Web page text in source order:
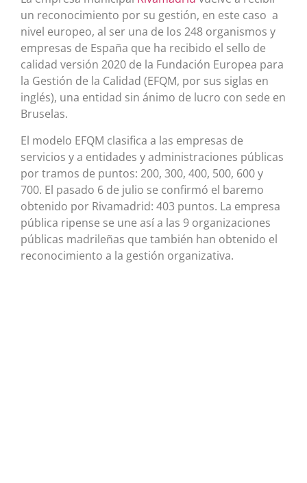
un reconocimiento por su gestión, en este caso a
nivel europeo, al ser una de los 248 organismos y
empresas de España que ha recibido el sello de
calidad versión 2020 de la Fundación Europea para
la Gestión de la Calidad (EFQM, por sus siglas en
inglés), una entidad sin ánimo de lucro con sede en
Bruselas.
El modelo EFQM clasifica a las empresas de
servicios y a entidades y administraciones públicas
por tramos de puntos: 200, 300, 400, 500, 600 y
700. El pasado 6 de julio se confirmó el baremo
obtenido por Rivamadrid: 403 puntos. La empresa
pública ripense se une así a las 9 organizaciones
públicas madrileñas que también han obtenido el
reconocimiento a la gestión organizativa.